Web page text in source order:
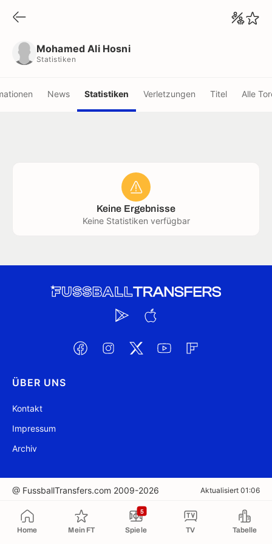
Home Mein FT Spiele
5
TV Tabelle
Mohamed Ali Hosni
Statistiken
News Statistiken Verletzungen Titel Alle
Keine Ergebnisse
Keine Statistiken verfügbar
ÜBER UNS
Kontakt
Impressum
Archiv
@ FussballTransfers.com 2009-2026 Aktualisiert 01:06
In die Zwischenablage kopiert